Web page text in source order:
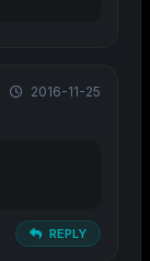
2016-11-25
REPLY